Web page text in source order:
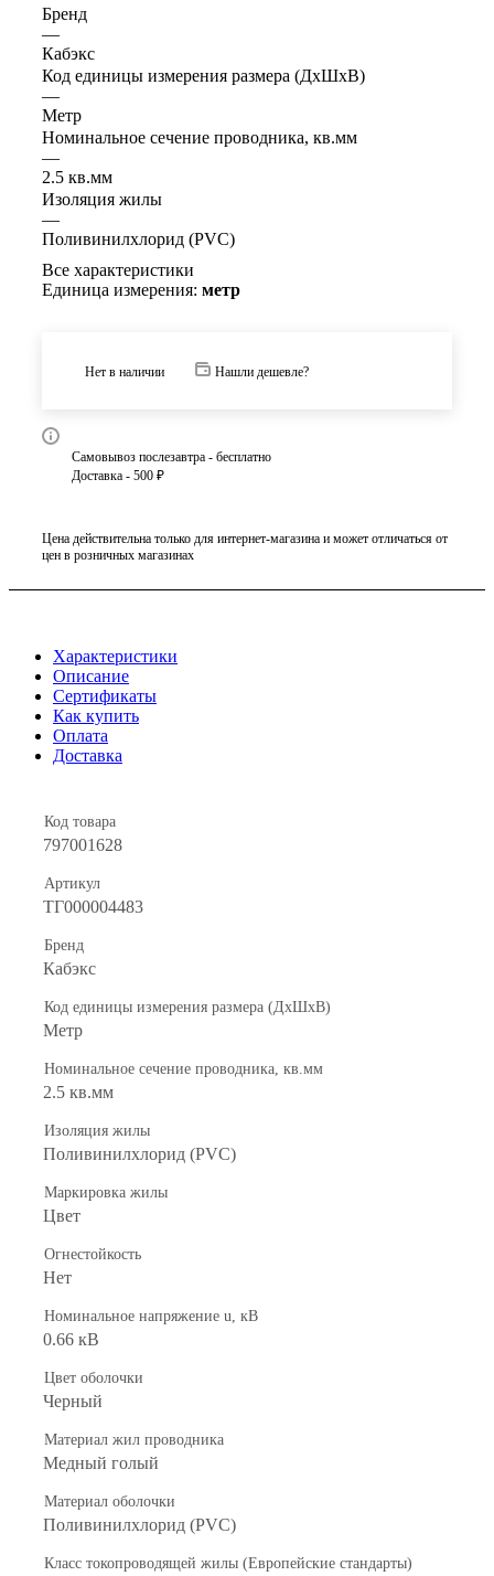
Бренд
—
Кабэкс
Код единицы измерения размера (ДхШхВ)
—
Метр
Номинальное сечение проводника, кв.мм
—
2.5 кв.мм
Изоляция жилы
—
Поливинилхлорид (PVC)
Все характеристики
Единица измерения: метр
Нет в наличии Нашли дешевле?
Самовывоз послезавтра - бесплатно
Доставка - 500 ₽
Цена действительна только для интернет-магазина и может отличаться от
цен в розничных магазинах
Характеристики
Описание
Сертификаты
Как купить
Оплата
Доставка
Код товара
797001628
Артикул
ТГ000004483
Бренд
Кабэкс
Код единицы измерения размера (ДхШхВ)
Метр
Номинальное сечение проводника, кв.мм
2.5 кв.мм
Изоляция жилы
Поливинилхлорид (PVC)
Маркировка жилы
Цвет
Огнестойкость
Нет
Номинальное напряжение u, кВ
0.66 кВ
Цвет оболочки
Черный
Материал жил проводника
Медный голый
Материал оболочки
Поливинилхлорид (PVC)
Класс токопроводящей жилы (Европейские стандарты)